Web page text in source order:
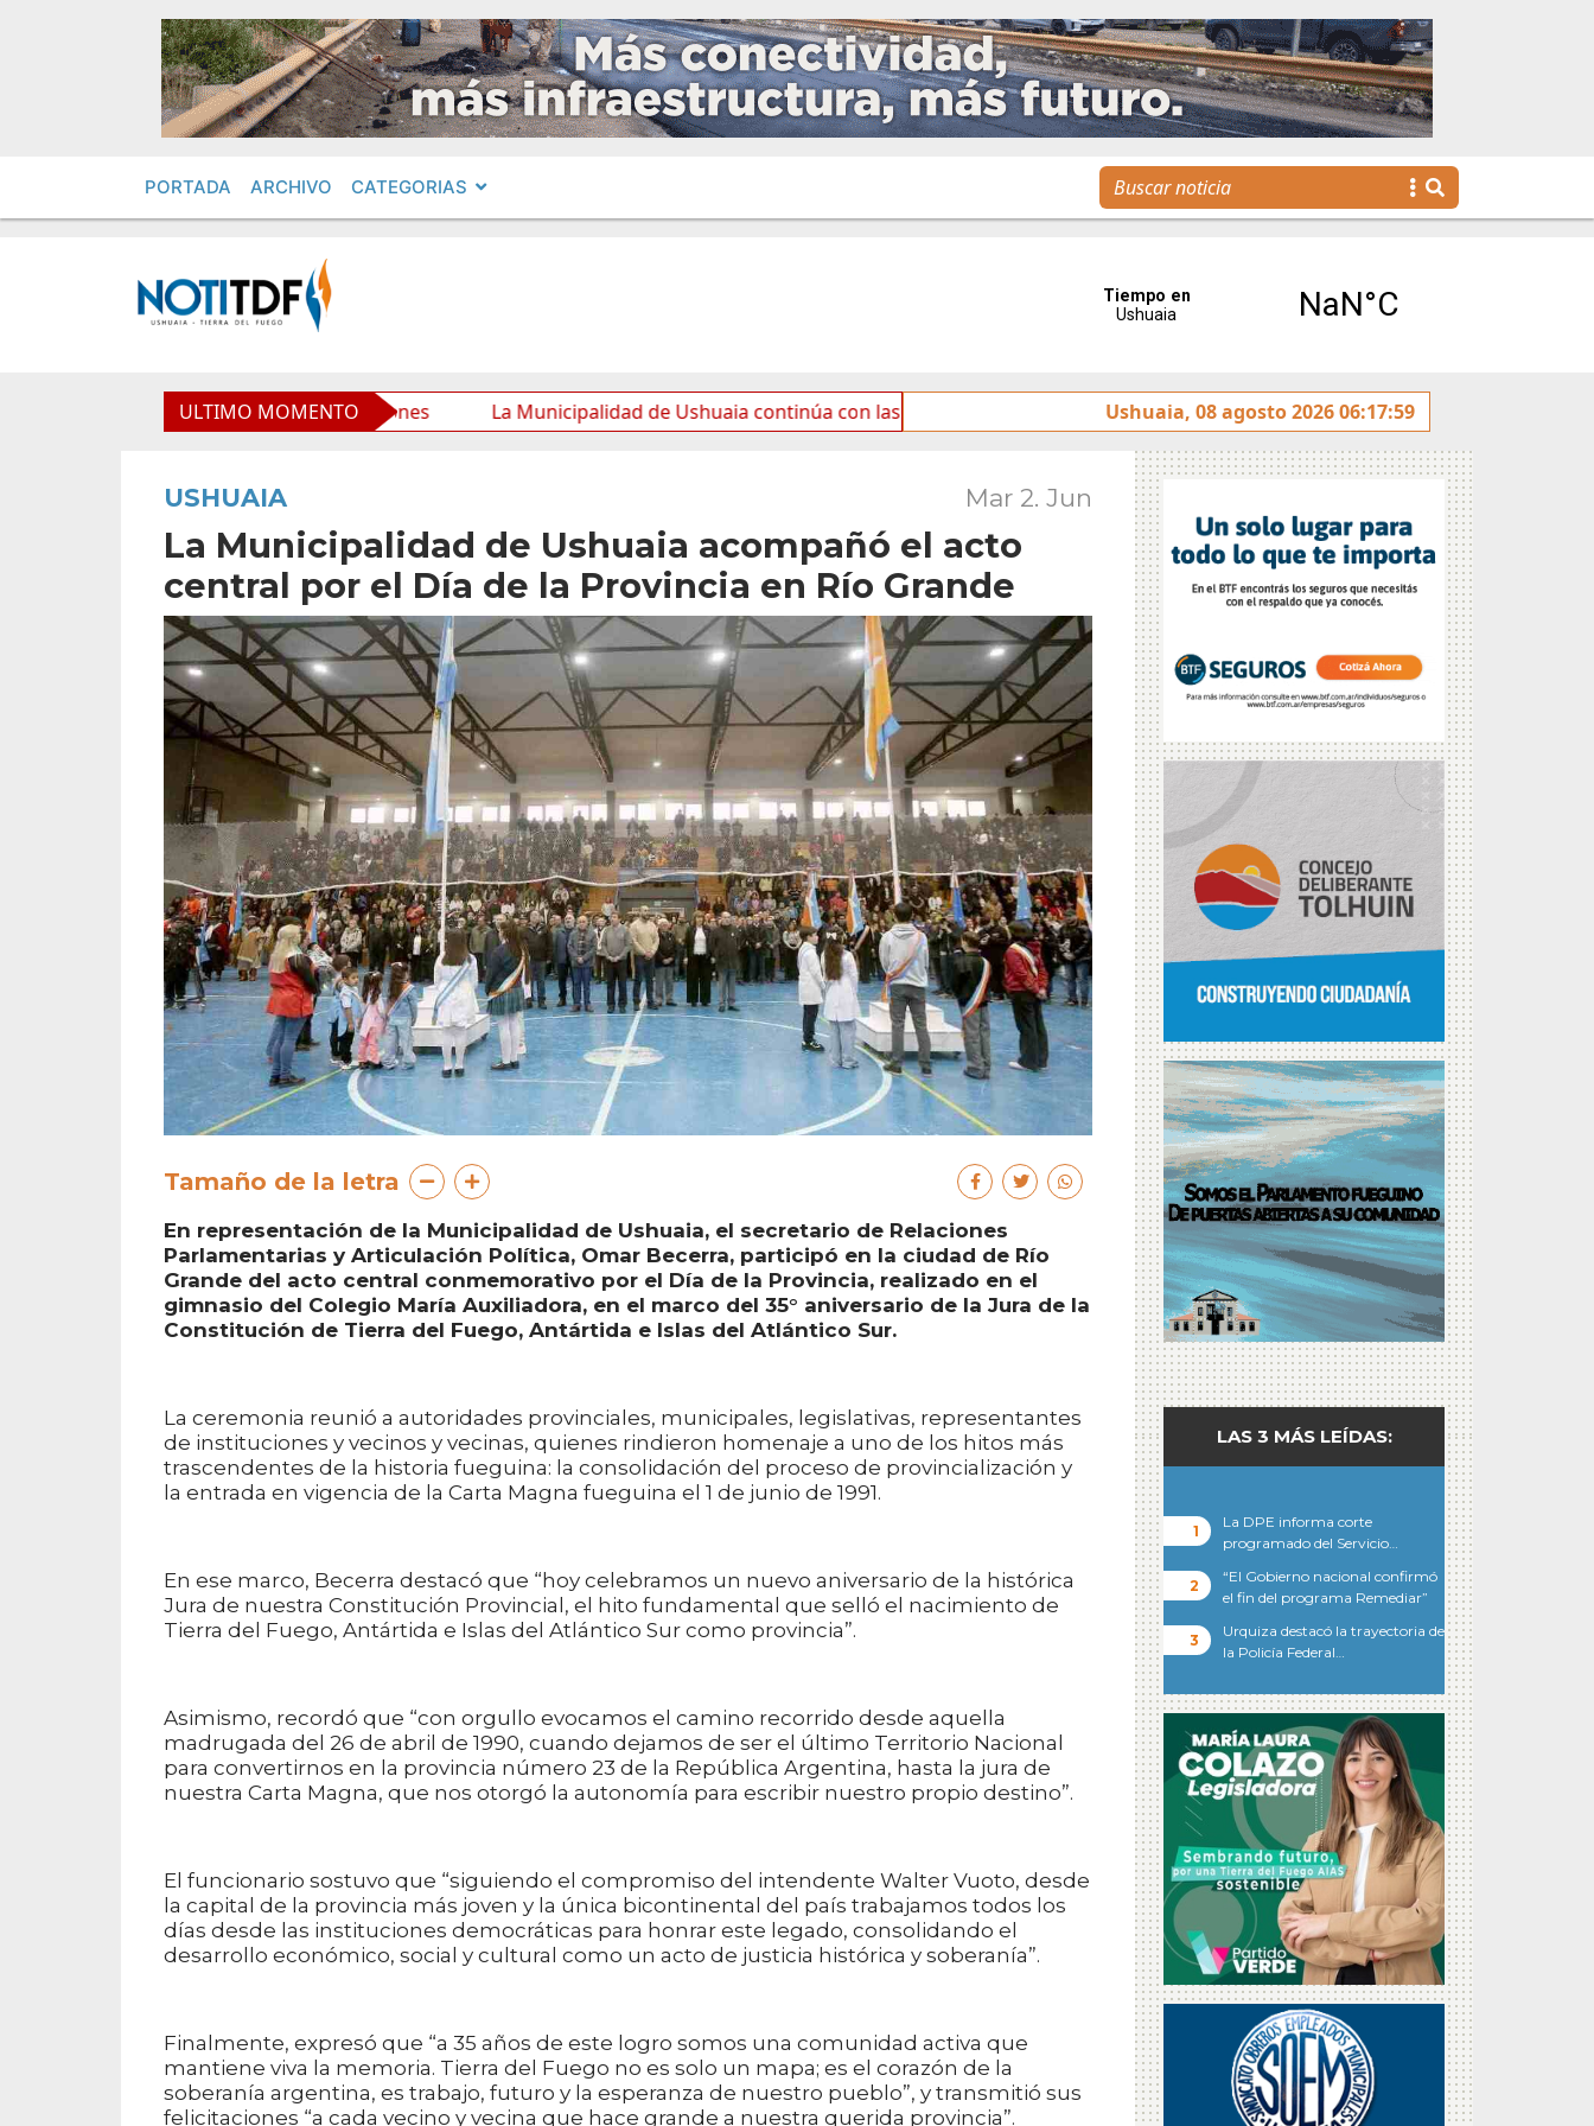
PORTADA ARCHIVO CATEGORIAS
ULTIMO MOMENTO
y mejora sus prestaciones La Municipalidad de Ushuaia continúa con las tareas de mantenimiento y rotulado sobre la avenida Héroes de Malvinas
Ushuaia, 08 agosto 2026 06:17:59
USHUAIA Mar 2. Jun
La Municipalidad de Ushuaia acompañó el acto
central por el Día de la Provincia en Río Grande
Tamaño de la letra
En representación de la Municipalidad de Ushuaia, el secretario de Relaciones
Parlamentarias y Articulación Política, Omar Becerra, participó en la ciudad de Río
Grande del acto central conmemorativo por el Día de la Provincia, realizado en el
gimnasio del Colegio María Auxiliadora, en el marco del 35° aniversario de la Jura de la
Constitución de Tierra del Fuego, Antártida e Islas del Atlántico Sur.
La ceremonia reunió a autoridades provinciales, municipales, legislativas, representantes
de instituciones y vecinos y vecinas, quienes rindieron homenaje a uno de los hitos más
trascendentes de la historia fueguina: la consolidación del proceso de provincialización y
la entrada en vigencia de la Carta Magna fueguina el 1 de junio de 1991.
En ese marco, Becerra destacó que “hoy celebramos un nuevo aniversario de la histórica
Jura de nuestra Constitución Provincial, el hito fundamental que selló el nacimiento de
Tierra del Fuego, Antártida e Islas del Atlántico Sur como provincia”.
Asimismo, recordó que “con orgullo evocamos el camino recorrido desde aquella
madrugada del 26 de abril de 1990, cuando dejamos de ser el último Territorio Nacional
para convertirnos en la provincia número 23 de la República Argentina, hasta la jura de
nuestra Carta Magna, que nos otorgó la autonomía para escribir nuestro propio destino”.
El funcionario sostuvo que “siguiendo el compromiso del intendente Walter Vuoto, desde
la capital de la provincia más joven y la única bicontinental del país trabajamos todos los
días desde las instituciones democráticas para honrar este legado, consolidando el
desarrollo económico, social y cultural como un acto de justicia histórica y soberanía”.
Finalmente, expresó que “a 35 años de este logro somos una comunidad activa que
mantiene viva la memoria. Tierra del Fuego no es solo un mapa; es el corazón de la
soberanía argentina, es trabajo, futuro y la esperanza de nuestro pueblo”, y transmitió sus
felicitaciones “a cada vecino y vecina que hace grande a nuestra querida provincia”.
LAS 3 MÁS LEÍDAS:
La DPE informa corte
programado del Servicio…
“El Gobierno nacional confirmó
el fin del programa Remediar”
Urquiza destacó la trayectoria de
la Policía Federal…